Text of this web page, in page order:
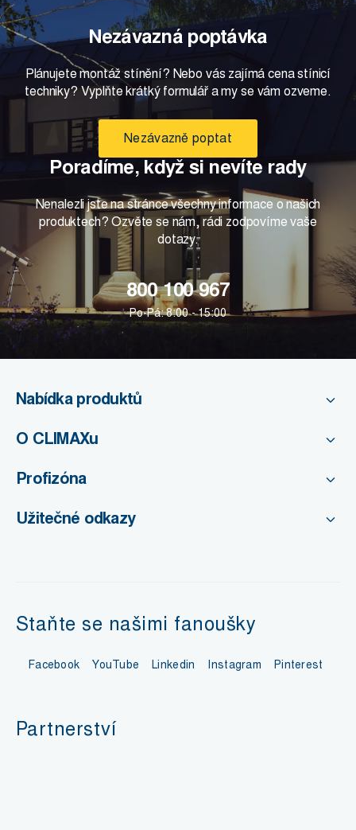
Nezávazná poptávka
Plánujete montáž stínění? Nebo vás zajímá cena stínicí
techniky? Vyplňte krátký formulář a my se vám ozveme.
Nezávazně poptat
Poradíme, když si nevíte rady
Nenalezli jste na stránce všechny informace o našich
produktech? Ozvěte se nám, rádi zodpovíme vaše
dotazy.
800 100 967
Po-Pá: 8:00 - 15:00
Nabídka produktů
O CLIMAXu
Profizóna
Užitečné odkazy
Staňte se našimi fanoušky
Facebook YouTube Linkedin Instagram Pinterest
Partnerství